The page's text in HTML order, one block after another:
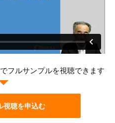
でフルサンプルを視聴できます
視聴を申込む